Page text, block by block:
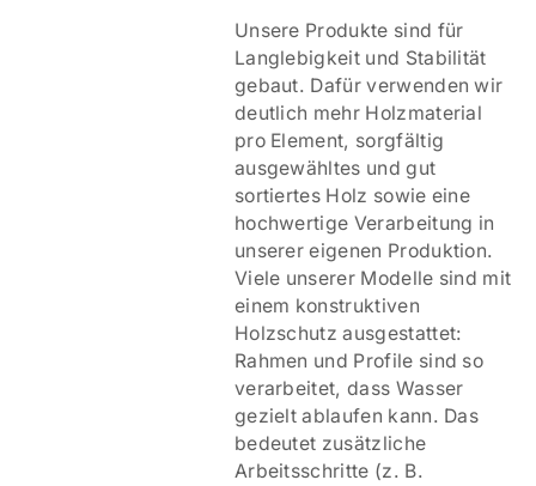
Unsere Produkte sind für
Langlebigkeit und Stabilität
gebaut. Dafür verwenden wir
deutlich mehr Holzmaterial
pro Element, sorgfältig
ausgewähltes und gut
sortiertes Holz sowie eine
hochwertige Verarbeitung in
unserer eigenen Produktion.
Viele unserer Modelle sind mit
einem konstruktiven
Holzschutz ausgestattet:
Rahmen und Profile sind so
verarbeitet, dass Wasser
gezielt ablaufen kann. Das
bedeutet zusätzliche
Arbeitsschritte (z. B.